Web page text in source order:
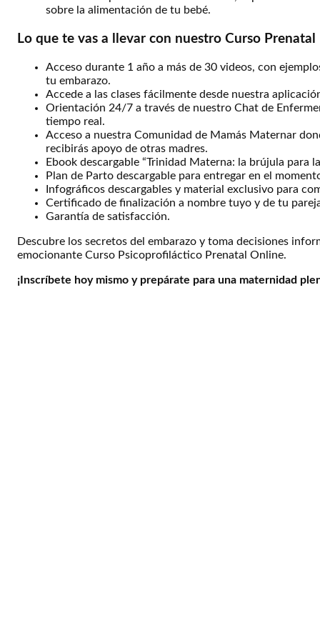
sobre la alimentación de tu bebé.
Lo que te vas a llevar con nuestro Curso Prenatal
Acceso durante 1 año a más de 30 videos, con
tu embarazo.
Accede a las clases fácilmente desde nuestra
Orientación 24/7 a través de nuestro Chat de
tiempo real.
Acceso a nuestra Comunidad de Mamás Maternar
recibirás apoyo de otras madres.
Ebook descargable “Trinidad Materna: la brújula para
Plan de Parto descargable para entregar en el
Infográficos descargables y material exclusivo para
Certificado de finalización a nombre tuyo y de tu
Garantía de satisfacción.
Descubre los secretos del embarazo y toma decisiones
emocionante Curso Psicoprofiláctico Prenatal Online.
¡Inscríbete hoy mismo y prepárate para una maternidad